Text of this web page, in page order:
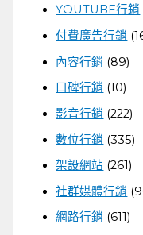
YOUTUBE行銷
付費廣告行銷
內容行銷 (89)
口碑行銷 (10)
影音行銷 (222)
數位行銷 (335)
架設網站 (261)
社群媒體行銷
網路行銷 (611)